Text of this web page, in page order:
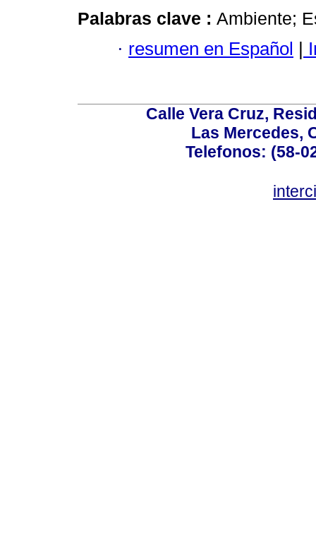
Palabras clave : Ambiente;
· resumen en Español |
Calle Vera Cruz,
Las Mercedes,
Telefonos: (58-